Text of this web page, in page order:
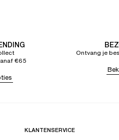
€65
Ontvang je
KLANTENSERVICE